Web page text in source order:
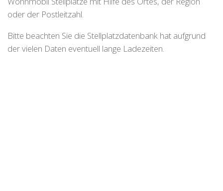
oder der Postleitzahl.
Bitte beachten Sie die Stellplatzdatenbank hat aufgrund
der vielen Daten eventuell lange Ladezeiten.